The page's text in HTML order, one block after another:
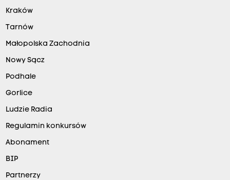
Kraków
Tarnów
Małopolska Zachodnia
Nowy Sącz
Podhale
Gorlice
Ludzie Radia
Regulamin konkursów
Abonament
BIP
Partnerzy